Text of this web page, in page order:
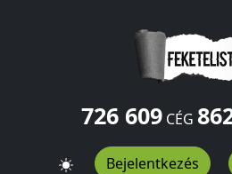
726 609CÉG
Bejelentkezés